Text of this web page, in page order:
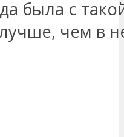
была с
чем в